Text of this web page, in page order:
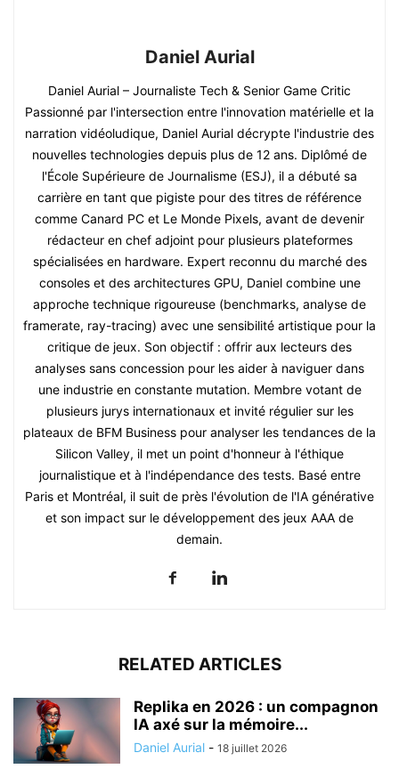
Daniel Aurial
Daniel Aurial – Journaliste Tech & Senior Game Critic
Passionné par l'intersection entre l'innovation matérielle et la
narration vidéoludique, Daniel Aurial décrypte l'industrie des
nouvelles technologies depuis plus de 12 ans. Diplômé de
l'École Supérieure de Journalisme (ESJ), il a débuté sa
carrière en tant que pigiste pour des titres de référence
comme Canard PC et Le Monde Pixels, avant de devenir
rédacteur en chef adjoint pour plusieurs plateformes
spécialisées en hardware. Expert reconnu du marché des
consoles et des architectures GPU, Daniel combine une
approche technique rigoureuse (benchmarks, analyse de
framerate, ray-tracing) avec une sensibilité artistique pour la
critique de jeux. Son objectif : offrir aux lecteurs des
analyses sans concession pour les aider à naviguer dans
une industrie en constante mutation. Membre votant de
plusieurs jurys internationaux et invité régulier sur les
plateaux de BFM Business pour analyser les tendances de la
Silicon Valley, il met un point d'honneur à l'éthique
journalistique et à l'indépendance des tests. Basé entre
Paris et Montréal, il suit de près l'évolution de l'IA générative
et son impact sur le développement des jeux AAA de
demain.
RELATED ARTICLES
Replika en 2026 : un compagnon
IA axé sur la mémoire...
Daniel Aurial - 18 juillet 2026